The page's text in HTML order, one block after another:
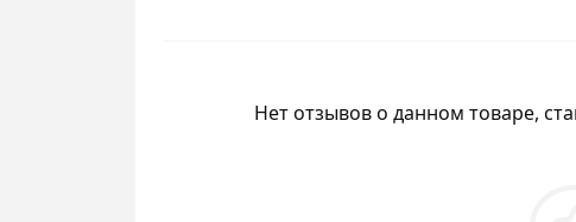
Нет отзывов о данном товаре,